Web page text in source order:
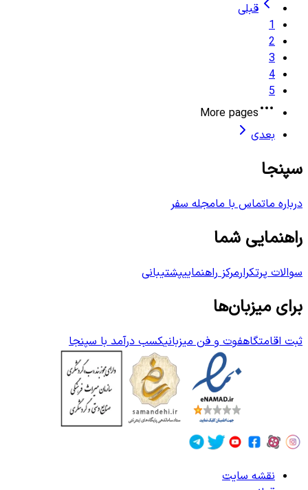
قبلی
1
2
3
4
5
More pages
بعدی
سپنجا
درباره ماتماس با مامجله سفر
راهنمایی شما
سوالات پرتکرارمرکز راهنماییپشتیبانی
برای میزبان‌ها
ثبت اقامتگاهفوت و فن میزبانیکسب درآمد با سپنجا
نقشه سایت